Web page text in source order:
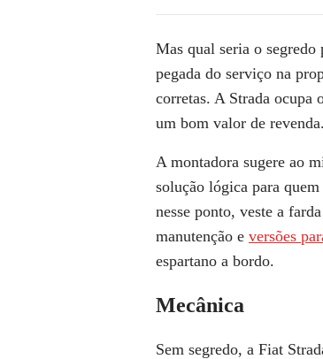
Mas qual seria o segredo
pegada do serviço na
corretas. A Strada ocupa
um bom valor de revenda.
A montadora sugere ao
solução lógica para
nesse ponto, veste a
manutenção e versões
espartano a bordo.
Mecânica
Sem segredo, a Fiat